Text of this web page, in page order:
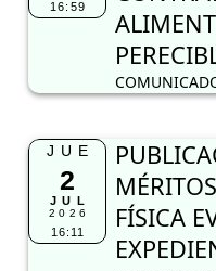
16:59
JUE
2
JUL
2026
16:11
FÍSICA